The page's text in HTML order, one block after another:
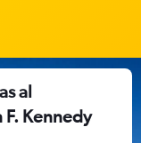
al
Kennedy